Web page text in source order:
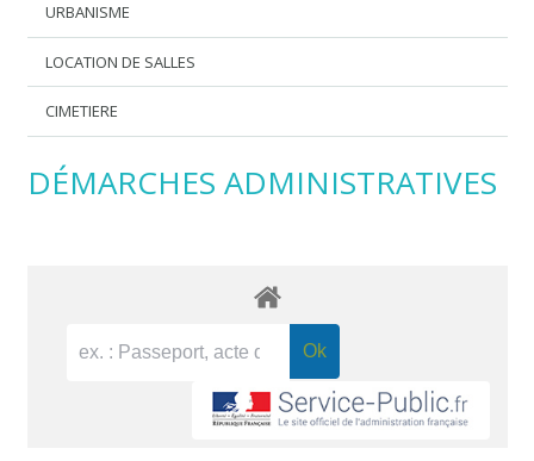
URBANISME
LOCATION DE SALLES
CIMETIERE
DÉMARCHES ADMINISTRATIVES